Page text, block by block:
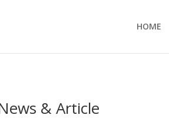
HOME
& Article